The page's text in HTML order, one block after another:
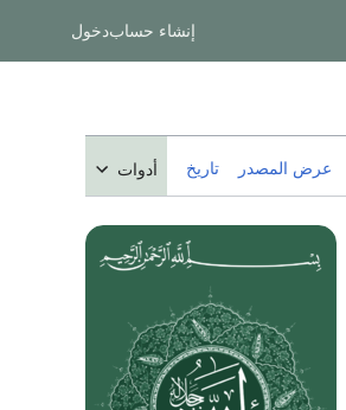
إنشاء حسابدخول
عرض المصدر تاريخ أدوات